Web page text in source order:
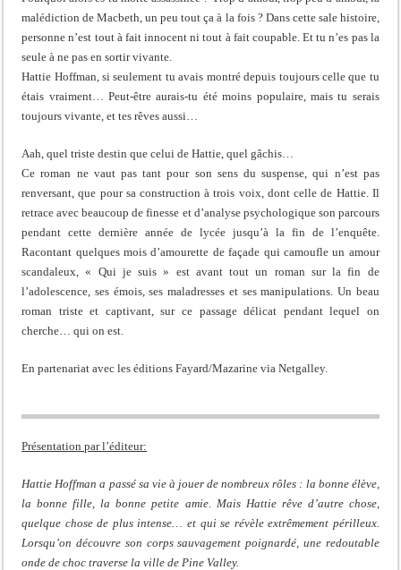
malédiction de Macbeth, un peu tout ça à la fois ? Dans cette sale histoire,
personne n’est tout à fait innocent ni tout à fait coupable. Et tu n’es pas la
seule à ne pas en sortir vivante.
Hattie Hoffman, si seulement tu avais montré depuis toujours celle que tu
étais vraiment… Peut-être aurais-tu été moins populaire, mais tu serais
toujours vivante, et tes rêves aussi…
Aah, quel triste destin que celui de Hattie, quel gâchis…
Ce roman ne vaut pas tant pour son sens du suspense, qui n’est pas
renversant, que pour sa construction à trois voix, dont celle de Hattie. Il
retrace avec beaucoup de finesse et d’analyse psychologique son parcours
pendant cette dernière année de lycée jusqu’à la fin de l’enquête.
Racontant quelques mois d’amourette de façade qui camoufle un amour
scandaleux, « Qui je suis » est avant tout un roman sur la fin de
l’adolescence, ses émois, ses maladresses et ses manipulations. Un beau
roman triste et captivant, sur ce passage délicat pendant lequel on
cherche… qui on est.
En partenariat avec les éditions Fayard/Mazarine via Netgalley.
Présentation par l’éditeur:
Hattie Hoffman a passé sa vie à jouer de nombreux rôles : la bonne élève,
la bonne fille, la bonne petite amie. Mais Hattie rêve d’autre chose,
quelque chose de plus intense… et qui se révèle extrêmement périlleux.
Lorsqu’on découvre son corps sauvagement poignardé, une redoutable
onde de choc traverse la ville de Pine Valley.